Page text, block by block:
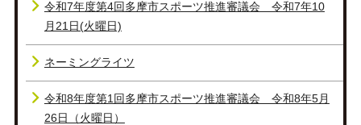
令和7年度第4回多摩市スポーツ推進審議会 令和7年10
月21日(火曜日)
ネーミングライツ
令和8年度第1回多摩市スポーツ推進審議会 令和8年5月
26日（火曜日）